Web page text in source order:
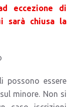
eccezione di
sarà chiusa la
possono essere
minore. Non si